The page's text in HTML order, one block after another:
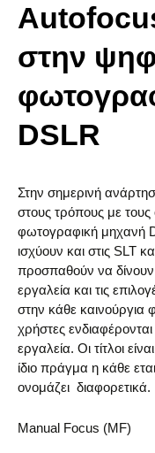
στην
DSLR
Στην σημερινή
στους τρόπους με τους
φωτογραφική μηχανή
ισχύουν και στις SLT
προσπαθούν να δίνουν
εργαλεία και τις
στην κάθε καινούργια
χρήστες
εργαλεία. Οι τίτλοι
ίδιο πράγμα η κάθε
ονομάζει διαφορετικά.
Manual Focus (MF)